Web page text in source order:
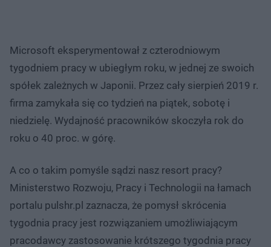
Microsoft eksperymentował z czterodniowym
tygodniem pracy w ubiegłym roku, w jednej ze swoich
spółek zależnych w Japonii. Przez cały sierpień 2019 r.
firma zamykała się co tydzień na piątek, sobotę i
niedzielę. Wydajność pracowników skoczyła rok do
roku o 40 proc. w górę.
A co o takim pomyśle sądzi nasz resort pracy?
Ministerstwo Rozwoju, Pracy i Technologii na łamach
portalu pulshr.pl zaznacza, że pomysł skrócenia
tygodnia pracy jest rozwiązaniem umożliwiającym
pracodawcy zastosowanie krótszego tygodnia pracy